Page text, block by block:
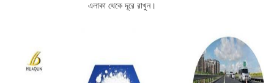
এলাকা থেকে দূরে রাখুন।